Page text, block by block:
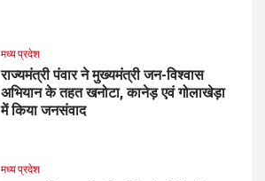
मध्य प्रदेश
राज्यमंत्री पंवार ने मुख्यमंत्री जन-विश्वास
अभियान के तहत खनोटा, कानेड़ एवं गोलाखेड़ा
में किया जनसंवाद
मध्य प्रदेश